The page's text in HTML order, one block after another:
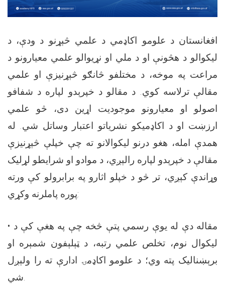
افغانستان د علومو اکاډمي د علمي څېړنو د ودې، د
لیکوالو د هڅونې او د ملي او نړیوالو علمي معیارونو د
مراعت په موخه، د مختلفو څانګو څېړنیزې او علمي
مقالې ترلاسه کوي. د مقالو د خپرېدو لپاره د شفافو
اصولو او معیارونو موجودیت اړین دی، څو علمي
ارزښت او د اکاډمیکو نشریاتو اعتبار وساتل شي. له
همدې امله، هغو درنو لیکوالانو ته چې خپلې څېړنیزې
مقالې د خپرېدو لپاره رالېږي، د موادو او شرایطو لړلیک
وړاندې کېږي، تر څو د خپلو اثارو په برابرولو کې ورته
پوره پاملرنه وکړي:
• مقاله دې له یوې رسمي پتې څخه چې په هغې کې د
ليکوال نوم، تخلص علمي رتبه، د ټېلېفون شمېره او
برېښناليک پته وي؛ د علومو اکاډمۍ ادارې ته را ولېږل
شي.